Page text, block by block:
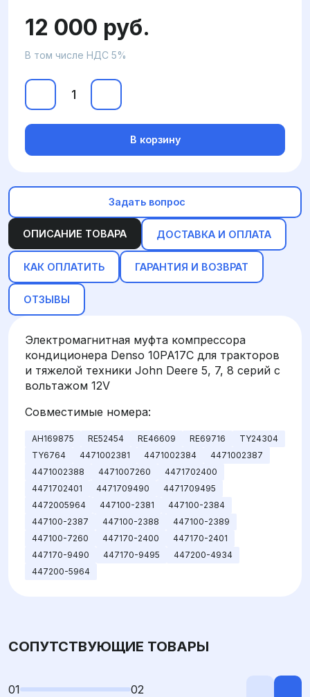
ОПИСАНИЕ ТОВАРА ДОСТАВКА И ОПЛАТА
КАК ОПЛАТИТЬ ГАРАНТИЯ И ВОЗВРАТ
ОТЗЫВЫ
Электромагнитная муфта компрессора
кондиционера Denso 10PA17C для тракторов
и тяжелой техники John Deere 5, 7, 8 серий с
вольтажом 12V
Совместимые номера:
AH169875 RE52454 RE46609 RE69716
TY24304
TY6764
4471002381 4471002384
4471002387
4471002388
4471007260
4471702400
4471702401
4471709490
4471709495
4472005964
447100-2381
447100-2384
447100-2387
447100-2388
447100-2389
447100-7260
447170-2400
447170-2401
447170-9490
447170-9495
447200-4934
447200-5964
12 000 руб.
В том числе НДС 5%
В корзину
Задать вопрос
СОПУТСТВУЮЩИЕ ТОВАРЫ
01 02